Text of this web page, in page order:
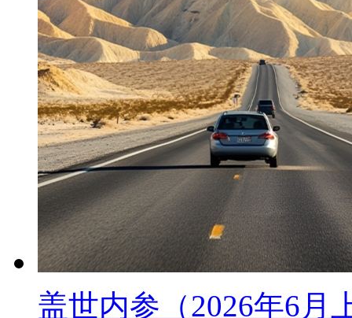
盖世内参（2026年6月